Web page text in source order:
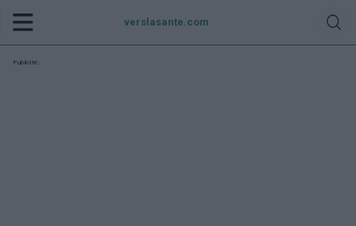
verslasante.com
Publicité: